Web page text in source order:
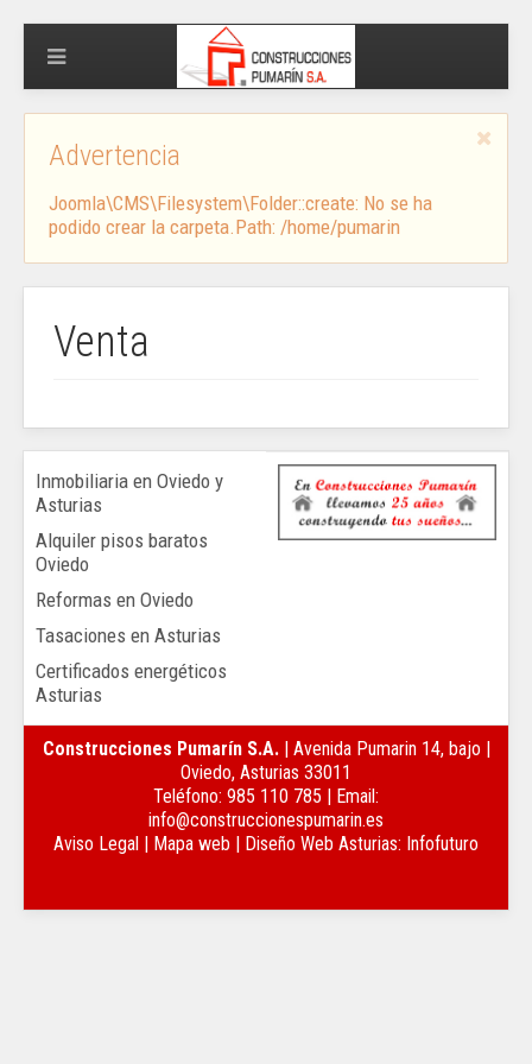
Advertencia
Joomla\CMS\Filesystem\Folder::create: No se ha
podido crear la carpeta.Path: /home/pumarin
Venta
Inmobiliaria en Oviedo y
Asturias
Alquiler pisos baratos
Oviedo
Reformas en Oviedo
Tasaciones en Asturias
Certificados energéticos
Asturias
Construcciones Pumarín S.A.| Avenida Pumarin 14, bajo |
Oviedo, Asturias 33011
Teléfono: 985 110 785 | Email:
info@construccionespumarin.es
Aviso Legal | Mapa web | Diseño Web Asturias: Infofuturo